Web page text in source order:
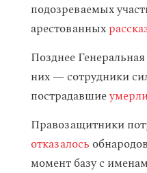
подозреваемых
арестованных
Позднее
них — сотрудники
пострадавшие
Правозащитники
отказалось
момент базу с